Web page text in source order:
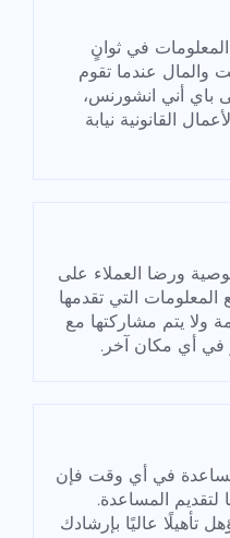
في ثوانٍ
والمال عندما تقوم
باي أني انشورنس،
القانونية نيابة
ورضا العملاء على
التي تقدمها
ولا يتم مشاركتها مع
أي مكان آخر.
في أي وقت فإن
لتقديم المساعدة.
تأهيلًا عاليًا بإرشادك